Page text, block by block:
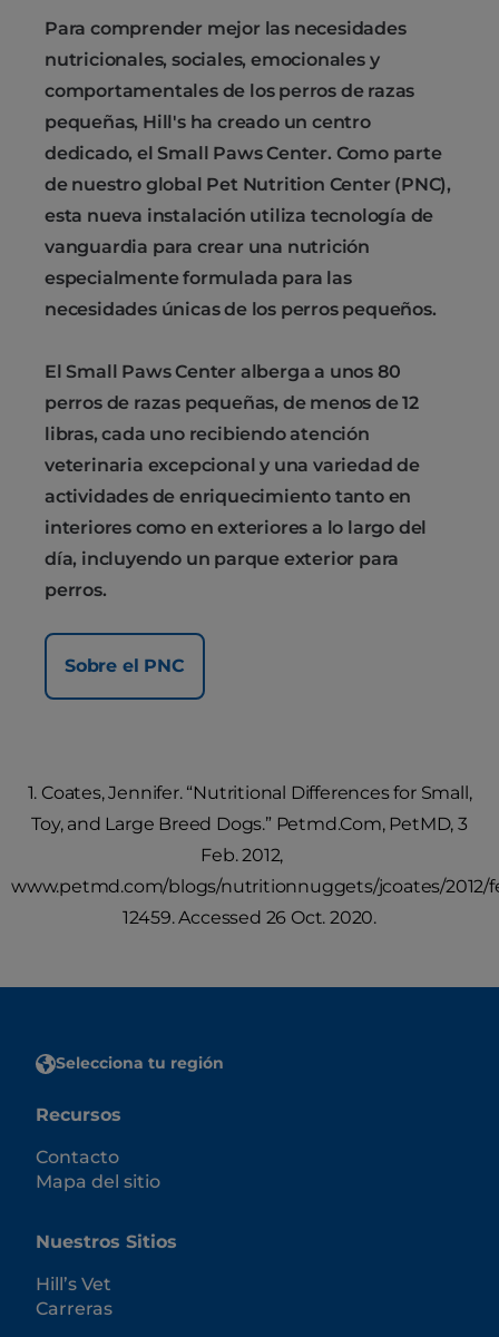
Para comprender mejor las necesidades
nutricionales, sociales, emocionales y
comportamentales de los perros de razas
pequeñas, Hill's ha creado un centro
dedicado, el Small Paws Center. Como parte
de nuestro global Pet Nutrition Center (PNC),
esta nueva instalación utiliza tecnología de
vanguardia para crear una nutrición
especialmente formulada para las
necesidades únicas de los perros pequeños.
El Small Paws Center alberga a unos 80
perros de razas pequeñas, de menos de 12
libras, cada uno recibiendo atención
veterinaria excepcional y una variedad de
actividades de enriquecimiento tanto en
interiores como en exteriores a lo largo del
día, incluyendo un parque exterior para
perros.
Sobre el PNC
1. Coates, Jennifer. “Nutritional Differences for Small,
Toy, and Large Breed Dogs.” Petmd.Com, PetMD, 3
Feb. 2012,
www.petmd.com/blogs/nutritionnuggets/jcoates/2012/
12459. Accessed 26 Oct. 2020.
Selecciona tu región
Recursos
Contacto
Mapa del sitio
Nuestros Sitios
Hill’s Vet
Carreras